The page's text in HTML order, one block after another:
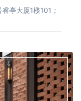
亭大厦1楼101；